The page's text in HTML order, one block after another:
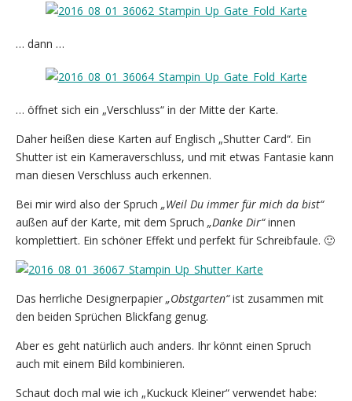
… dann …
… öffnet sich ein „Verschluss“ in der Mitte der Karte.
Daher heißen diese Karten auf Englisch „Shutter Card“. Ein
Shutter ist ein Kameraverschluss, und mit etwas Fantasie kann
man diesen Verschluss auch erkennen.
Bei mir wird also der Spruch „Weil Du immer für mich da bist“
außen auf der Karte, mit dem Spruch „Danke Dir“innen
komplettiert. Ein schöner Effekt und perfekt für Schreibfaule. 🙂
Das herrliche Designerpapier „Obstgarten“ist zusammen mit
den beiden Sprüchen Blickfang genug.
Aber es geht natürlich auch anders. Ihr könnt einen Spruch
auch mit einem Bild kombinieren.
Schaut doch mal wie ich „Kuckuck Kleiner“ verwendet habe: